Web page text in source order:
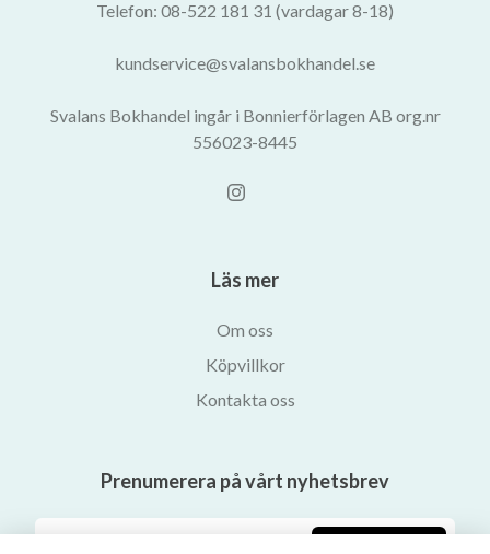
Telefon: 08-522 181 31 (vardagar 8-18)
kundservice@svalansbokhandel.se
Svalans Bokhandel ingår i Bonnierförlagen AB org.nr
556023-8445
Läs mer
Om oss
Köpvillkor
Kontakta oss
Prenumerera på vårt nyhetsbrev